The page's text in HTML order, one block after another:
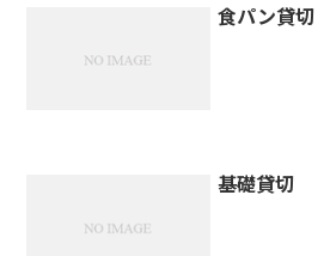
食パン貸切
基礎貸切